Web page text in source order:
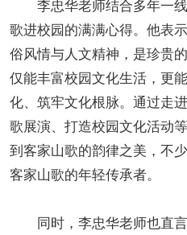
李忠华老师结合多年一线
歌进校园的满满心得。他表
俗风情与人文精神，是珍贵
仅能丰富校园文化生活，更
化、筑牢文化根脉。通过走
歌展演、打造校园文化活动
到客家山歌的韵律之美，不
客家山歌的年轻传承者。
同时，李忠华老师也直言